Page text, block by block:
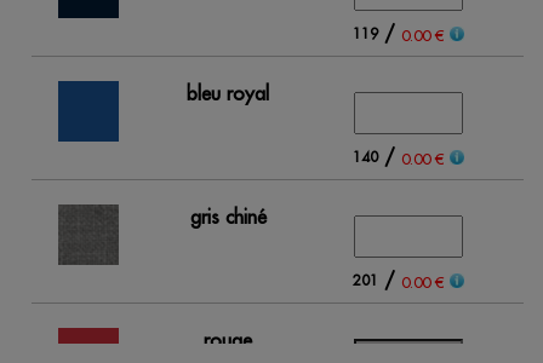
119/ 0.00 €
bleu royal
140/ 0.00 €
gris chiné
201 / 0.00 €
rouge